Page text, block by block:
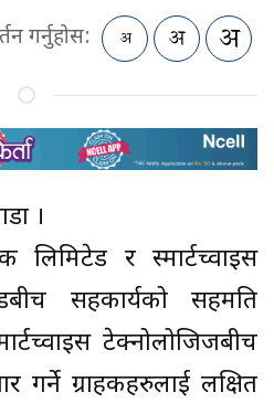
गर्नुहोस:
।
र स्मार्टच्वाइस
सहकार्यको सहमति
टेक्नोलोजिजबीच
गर्ने ग्राहकहरुलाई लक्षित